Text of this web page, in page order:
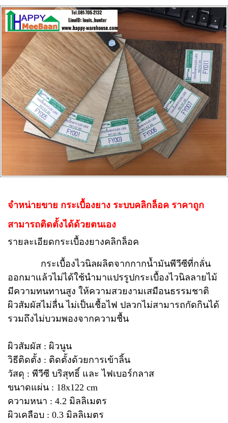
จำหน่ายขาย กระเบื้องยาง ระบบคลิกล็อค ราคาถูก
สามารถติดตั้งได้ด้วยตนเอง
รายละเอียดกระเบื้องยางคลิกล็อค
กระเบื้องไวนิลผลิตจากกากน้ำมันพีวีซีที่กลั่น
ออกมาแล้วไม่ได้ใช้นำมาแปรรูปกระเบื้องไวนิลลายไม้
มีความทนทานสูง ให้ความสวยงามเสมือนธรรมชาติ
ผิวสัมผัสไม่ลื่น ไม่เป็นเชื้อไฟ ปลวกไม่สามารถกัดกินได้
รวมถึงไม่บวมพองจากความชื้น
ผิวสัมผัส : ผิวนูน
วิธีติดตั้ง : ติดตั้งด้วยการเข้าลิ้น
วัสดุ : พีวีซี บริสุทธิ์ และ ไฟเบอร์กลาส
ขนาดแผ่น : 18x122 cm
ความหนา : 4.2 มิลลิเมตร
ผิวเคลือบ : 0.3 มิลลิเมตร